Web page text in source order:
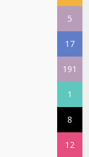
5
17
191
1
8
12